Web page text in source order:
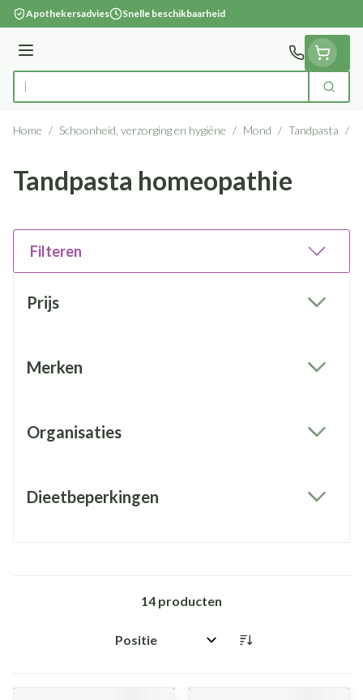
Ga naar de inhoud
Apothekersadvies Snelle beschikbaarheid
Menu
Product, merk, categorie... Zoek
Home / Schoonheid, verzorging en hygiëne / Mond / Tandpasta /
Tandpasta homeopathie
Filteren
Prijs
Merken
Organisaties
Dieetbeperkingen
14 producten
Sorteer op: